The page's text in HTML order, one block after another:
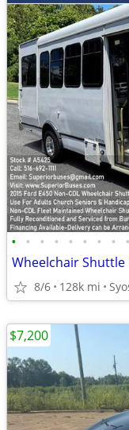
• • • • • • • • •
Wheelchair Shuttle
8/6 128k mi
$7,200